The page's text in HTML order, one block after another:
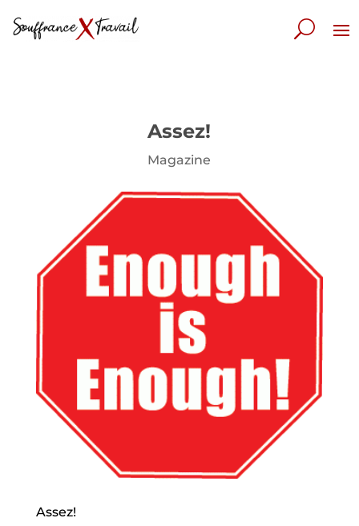
Assez!
Magazine
Assez!